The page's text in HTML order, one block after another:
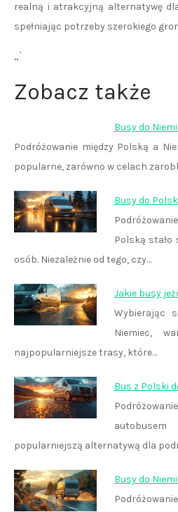
realną i atrakcyjną alternatywę
spełniając potrzeby szerokiego
„`
Zobacz także
Busy do
Podróżowanie między Polską a
popularne, zarówno w celach
Busy do
Polską stało
osób. Niezależnie od tego, czy…
Jakie busy
Wybierając
Niemiec,
najpopularniejsze trasy, które…
Bus z Polski
popularniejszą alternatywą dla
Busy do